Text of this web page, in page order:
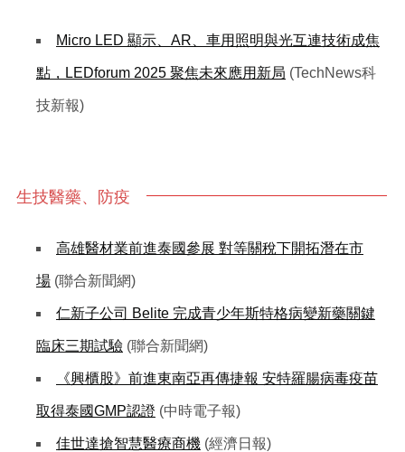
Micro LED 顯示、AR、車用照明與光互連技術成焦
點，LEDforum 2025 聚焦未來應用新局 (TechNews科
技新報)
生技醫藥、防疫
高雄醫材業前進泰國參展 對等關稅下開拓潛在市
場 (聯合新聞網)
仁新子公司 Belite 完成青少年斯特格病變新藥關鍵
臨床三期試驗 (聯合新聞網)
《興櫃股》前進東南亞再傳捷報 安特羅腸病毒疫苗
取得泰國GMP認證 (中時電子報)
佳世達搶智慧醫療商機 (經濟日報)